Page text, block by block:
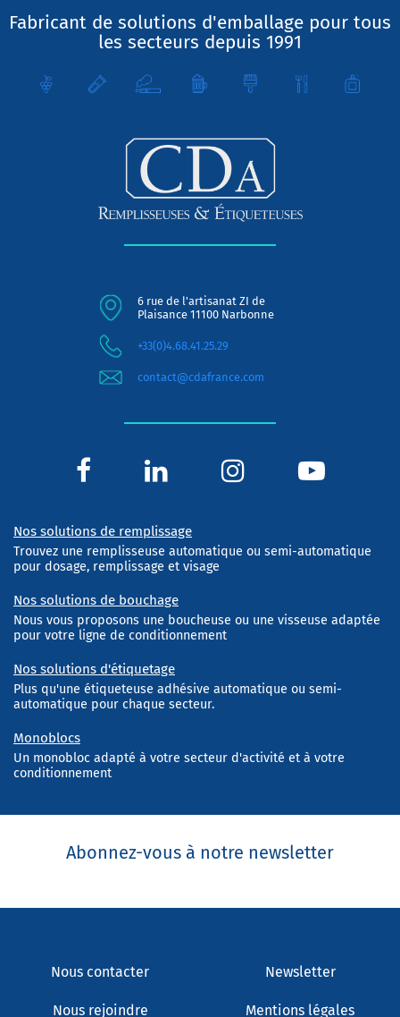
Fabricant de solutions d'emballage pour tous
les secteurs depuis 1991
6 rue de l'artisanat ZI de
Plaisance 11100 Narbonne
+33(0)4.68.41.25.29
contact@cdafrance.com
Nos solutions de remplissage
Trouvez une remplisseuse automatique ou semi-automatique
pour dosage, remplissage et visage
Nos solutions de bouchage
Nous vous proposons une boucheuse ou une visseuse adaptée
pour votre ligne de conditionnement
Nos solutions d'étiquetage
Plus qu'une étiqueteuse adhésive automatique ou semi-
automatique pour chaque secteur.
Monoblocs
Un monobloc adapté à votre secteur d'activité et à votre
conditionnement
Abonnez-vous à notre newsletter
Nous contacter Newsletter
Nous rejoindre Mentions légales